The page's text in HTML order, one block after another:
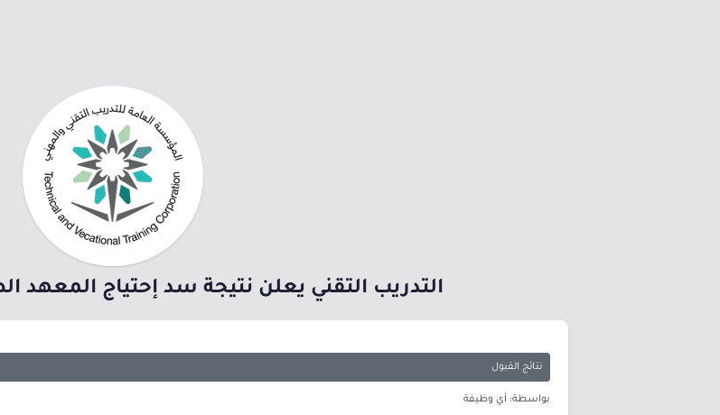
التدريب التقني يعلن نتيجة سد إحتياج المعهد
نتائج القبول
بواسطة: أي وظيفة